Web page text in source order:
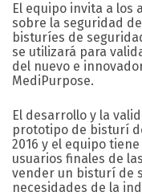
El equipo invita a los
sobre la seguridad
bisturíes de
se utilizará para
del nuevo e
MediPurpose.
El desarrollo y la
prototipo de bisturí
2016 y el equipo
usuarios finales de
vender un bisturí de
necesidades de la